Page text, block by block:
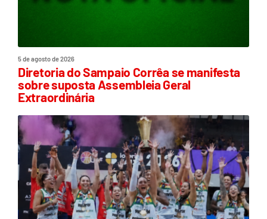
5 de agosto de 2026
Diretoria do Sampaio Corrêa se manifesta
sobre suposta Assembleia Geral
Extraordinária